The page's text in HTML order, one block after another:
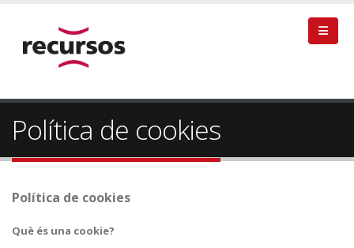
Política de cookies
Política de cookies
Què és una cookie?